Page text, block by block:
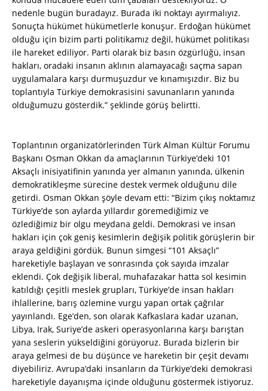
nedenle bugün buradayız. Burada iki noktayı ayırmalıyız.
Sonuçta hükümet hükümetlerle konuşur. Erdoğan hükümet
olduğu için bizim parti politikamız değil, hükümet politikası
ile hareket ediliyor. Parti olarak biz basın özgürlüğü, insan
hakları, oradaki insanın aklının alamayacağı saçma sapan
uygulamalara karşı durmuşuzdur ve kınamışızdır. Biz bu
toplantıyla Türkiye demokrasisini savunanların yanında
olduğumuzu gösterdik.” şeklinde görüş belirtti.
Toplantının organizatörlerinden Türk Alman Kültür Forumu
Başkanı Osman Okkan da amaçlarının Türkiye’deki 101
Aksaçlı inisiyatifinin yanında yer almanın yanında, ülkenin
demokratikleşme sürecine destek vermek olduğunu dile
getirdi. Osman Okkan şöyle devam etti: “Bizim çıkış noktamız
Türkiye’de son aylarda yıllardır göremediğimiz ve
özlediğimiz bir olgu meydana geldi. Demokrasi ve insan
hakları için çok geniş kesimlerin değişik politik görüşlerin bir
araya geldiğini gördük. Bunun simgesi “101 Aksaçlı”
hareketiyle başlayan ve sonrasında çok sayıda imzalar
eklendi. Çok değişik liberal, muhafazakar hatta sol kesimin
katıldığı çeşitli meslek grupları, Türkiye’de insan hakları
ihlallerine, barış özlemine vurgu yapan ortak çağrılar
yayınlandı. Ege’den, son olarak Kafkaslara kadar uzanan,
Libya, Irak, Suriye’de askeri operasyonlarına karşı barıştan
yana seslerin yükseldiğini görüyoruz. Burada bizlerin bir
araya gelmesi de bu düşünce ve hareketin bir çeşit devamı
diyebiliriz. Avrupa’daki insanların da Türkiye’deki demokrasi
hareketiyle dayanışma içinde olduğunu göstermek istiyoruz.